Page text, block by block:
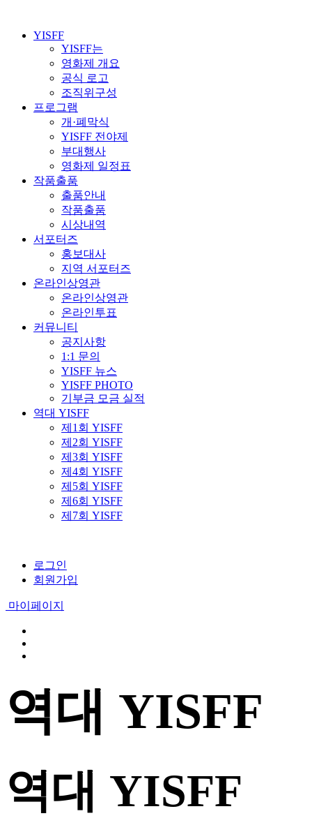
YISFF
YISFF는
영화제 개요
공식 로고
조직위구성
프로그램
개·폐막식
YISFF 전야제
부대행사
영화제 일정표
작품출품
출품안내
작품출품
시상내역
서포터즈
홍보대사
지역 서포터즈
온라인상영관
온라인상영관
온라인투표
커뮤니티
공지사항
1:1 문의
YISFF 뉴스
YISFF PHOTO
기부금 모금 실적
역대 YISFF
제1회 YISFF
제2회 YISFF
제3회 YISFF
제4회 YISFF
제5회 YISFF
제6회 YISFF
제7회 YISFF
로그인
회원가입
마이페이지
역대 YISFF
역대 YISFF